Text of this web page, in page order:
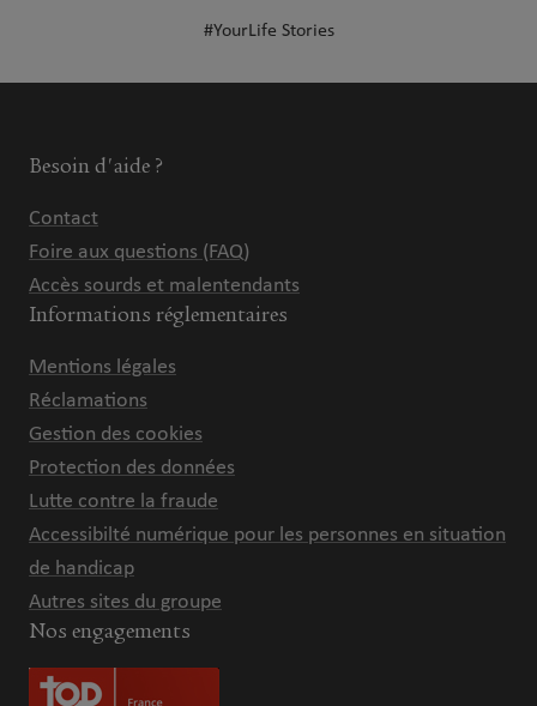
#YourLife Stories
Besoin d'aide ?
Contact
Foire aux questions (FAQ)
Accès sourds et malentendants
Informations réglementaires
Mentions légales
Réclamations
Gestion des cookies
Protection des données
Lutte contre la fraude
Accessibilté numérique pour les personnes en situation
de handicap
Autres sites du groupe
Nos engagements